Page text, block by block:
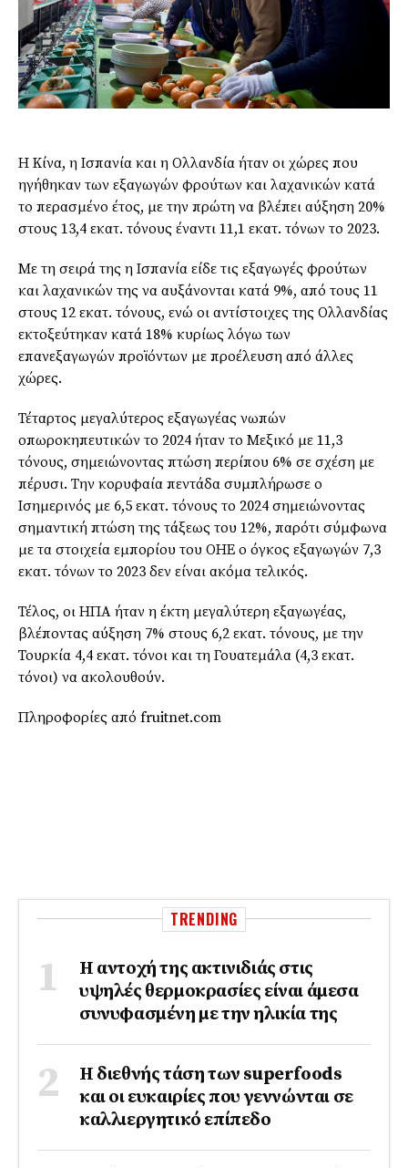
Η Κίνα, η Ισπανία και η Ολλανδία ήταν οι χώρες που
ηγήθηκαν των εξαγωγών φρούτων και λαχανικών κατά
το περασμένο έτος, με την πρώτη να βλέπει αύξηση 20%
στους 13,4 εκατ. τόνους έναντι 11,1 εκατ. τόνων το 2023.
Με τη σειρά της η Ισπανία είδε τις εξαγωγές φρούτων
και λαχανικών της να αυξάνονται κατά 9%, από τους 11
στους 12 εκατ. τόνους, ενώ οι αντίστοιχες της Ολλανδίας
εκτοξεύτηκαν κατά 18% κυρίως λόγω των
επανεξαγωγών προϊόντων με προέλευση από άλλες
χώρες.
Τέταρτος μεγαλύτερος εξαγωγέας νωπών
οπωροκηπευτικών το 2024 ήταν το Μεξικό με 11,3
τόνους, σημειώνοντας πτώση περίπου 6% σε σχέση με
πέρυσι. Την κορυφαία πεντάδα συμπλήρωσε ο
Ισημερινός με 6,5 εκατ. τόνους το 2024 σημειώνοντας
σημαντική πτώση της τάξεως του 12%, παρότι σύμφωνα
με τα στοιχεία εμπορίου του ΟΗΕ ο όγκος εξαγωγών 7,3
εκατ. τόνων το 2023 δεν είναι ακόμα τελικός.
Τέλος, οι ΗΠΑ ήταν η έκτη μεγαλύτερη εξαγωγέας,
βλέποντας αύξηση 7% στους 6,2 εκατ. τόνους, με την
Τουρκία 4,4 εκατ. τόνοι και τη Γουατεμάλα (4,3 εκατ.
τόνοι) να ακολουθούν.
Πληροφορίες από fruitnet.com
TRENDING
Η αντοχή της ακτινιδιάς στις
υψηλές θερμοκρασίες είναι άμεσα
συνυφασμένη με την ηλικία της
Η διεθνής τάση των superfoods
και οι ευκαιρίες που γεννώνται σε
καλλιεργητικό επίπεδο